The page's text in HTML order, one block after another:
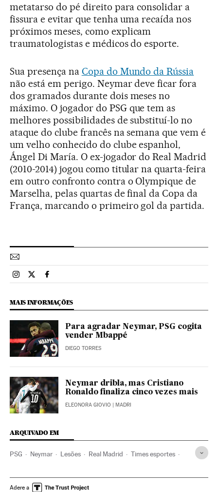
metatarso do pé direito para consolidar a
fissura e evitar que tenha uma recaída nos
próximos meses, como explicam
traumatologistas e médicos do esporte.
Sua presença na Copa do Mundo da Rússia
não está em perigo. Neymar deve ficar fora
dos gramados durante dois meses no
máximo. O jogador do PSG que tem as
melhores possibilidades de substituí-lo no
ataque do clube francês na semana que vem é
um velho conhecido do clube espanhol,
Ángel Di María. O ex-jogador do Real Madrid
(2010-2014) jogou como titular na quarta-feira
em outro confronto contra o Olympique de
Marselha, pelas quartas de final da Copa da
França, marcando o primeiro gol da partida.
Esportes El País Brasil en Instagram
Esportes El País Brasil en Twitter
Esportes El País Brasil en Facebook
MAIS INFORMAÇÕES
Para agradar Neymar, PSG cogita
vender Mbappé
DIEGO TORRES
Neymar dribla, mas Cristiano
Ronaldo finaliza cinco vezes mais
ELEONORA GIOVIO | MADRI
ARQUIVADO EM
PSG Neymar Lesões Real Madrid Times esportes
Champions League 2017/2018
Adere a